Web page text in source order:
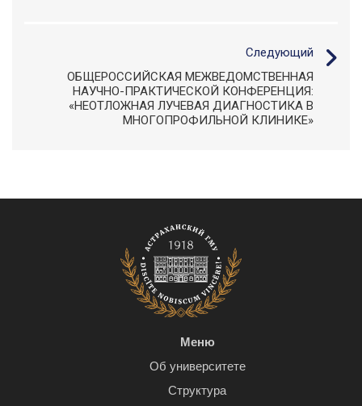
Следующий
ОБЩЕРОССИЙСКАЯ МЕЖВЕДОМСТВЕННАЯ
НАУЧНО-ПРАКТИЧЕСКОЙ КОНФЕРЕНЦИЯ:
«НЕОТЛОЖНАЯ ЛУЧЕВАЯ ДИАГНОСТИКА В
МНОГОПРОФИЛЬНОЙ КЛИНИКЕ»
Меню
Об университете
Структура